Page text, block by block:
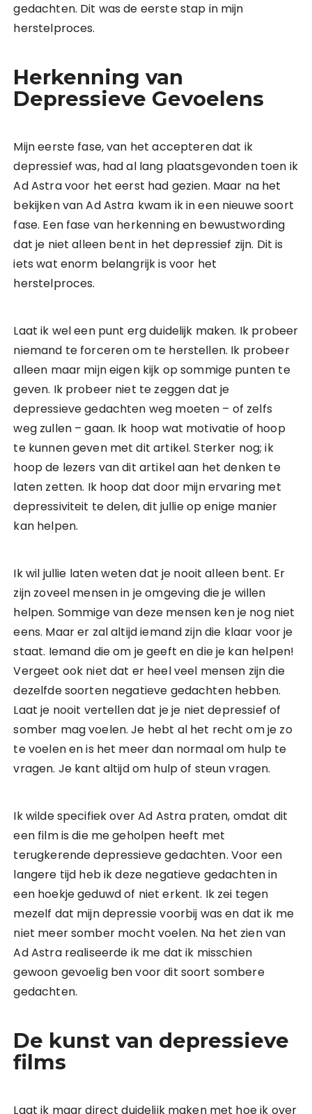
gedachten. Dit was de eerste stap in mijn
herstelproces.
Herkenning van
Depressieve Gevoelens
Mijn eerste fase, van het accepteren dat ik
depressief was, had al lang plaatsgevonden toen ik
Ad Astra voor het eerst had gezien. Maar na het
bekijken van Ad Astra kwam ik in een nieuwe soort
fase. Een fase van herkenning en bewustwording
dat je niet alleen bent in het depressief zijn. Dit is
iets wat enorm belangrijk is voor het
herstelproces.
Laat ik wel een punt erg duidelijk maken. Ik probeer
niemand te forceren om te herstellen. Ik probeer
alleen maar mijn eigen kijk op sommige punten te
geven. Ik probeer niet te zeggen dat je
depressieve gedachten weg moeten – of zelfs
weg zullen – gaan. Ik hoop wat motivatie of hoop
te kunnen geven met dit artikel. Sterker nog; ik
hoop de lezers van dit artikel aan het denken te
laten zetten. Ik hoop dat door mijn ervaring met
depressiviteit te delen, dit jullie op enige manier
kan helpen.
Ik wil jullie laten weten dat je nooit alleen bent. Er
zijn zoveel mensen in je omgeving die je willen
helpen. Sommige van deze mensen ken je nog niet
eens. Maar er zal altijd iemand zijn die klaar voor je
staat. Iemand die om je geeft en die je kan helpen!
Vergeet ook niet dat er heel veel mensen zijn die
dezelfde soorten negatieve gedachten hebben.
Laat je nooit vertellen dat je je niet depressief of
somber mag voelen. Je hebt al het recht om je zo
te voelen en is het meer dan normaal om hulp te
vragen. Je kant altijd om hulp of steun vragen.
Ik wilde specifiek over Ad Astra praten, omdat dit
een film is die me geholpen heeft met
terugkerende depressieve gedachten. Voor een
langere tijd heb ik deze negatieve gedachten in
een hoekje geduwd of niet erkent. Ik zei tegen
mezelf dat mijn depressie voorbij was en dat ik me
niet meer somber mocht voelen. Na het zien van
Ad Astra realiseerde ik me dat ik misschien
gewoon gevoelig ben voor dit soort sombere
gedachten.
De kunst van depressieve
films
Laat ik maar direct duidelijk maken met hoe ik over